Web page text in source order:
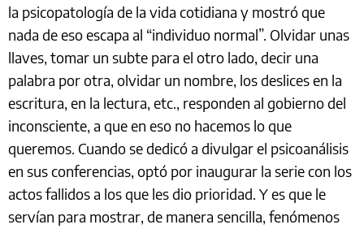
la psicopatología de la vida cotidiana y mostró que
nada de eso escapa al “individuo normal”. Olvidar unas
llaves, tomar un subte para el otro lado, decir una
palabra por otra, olvidar un nombre, los deslices en la
escritura, en la lectura, etc., responden al gobierno del
inconsciente, a que en eso no hacemos lo que
queremos. Cuando se dedicó a divulgar el psicoanálisis
en sus conferencias, optó por inaugurar la serie con los
actos fallidos a los que les dio prioridad. Y es que le
servían para mostrar, de manera sencilla, fenómenos